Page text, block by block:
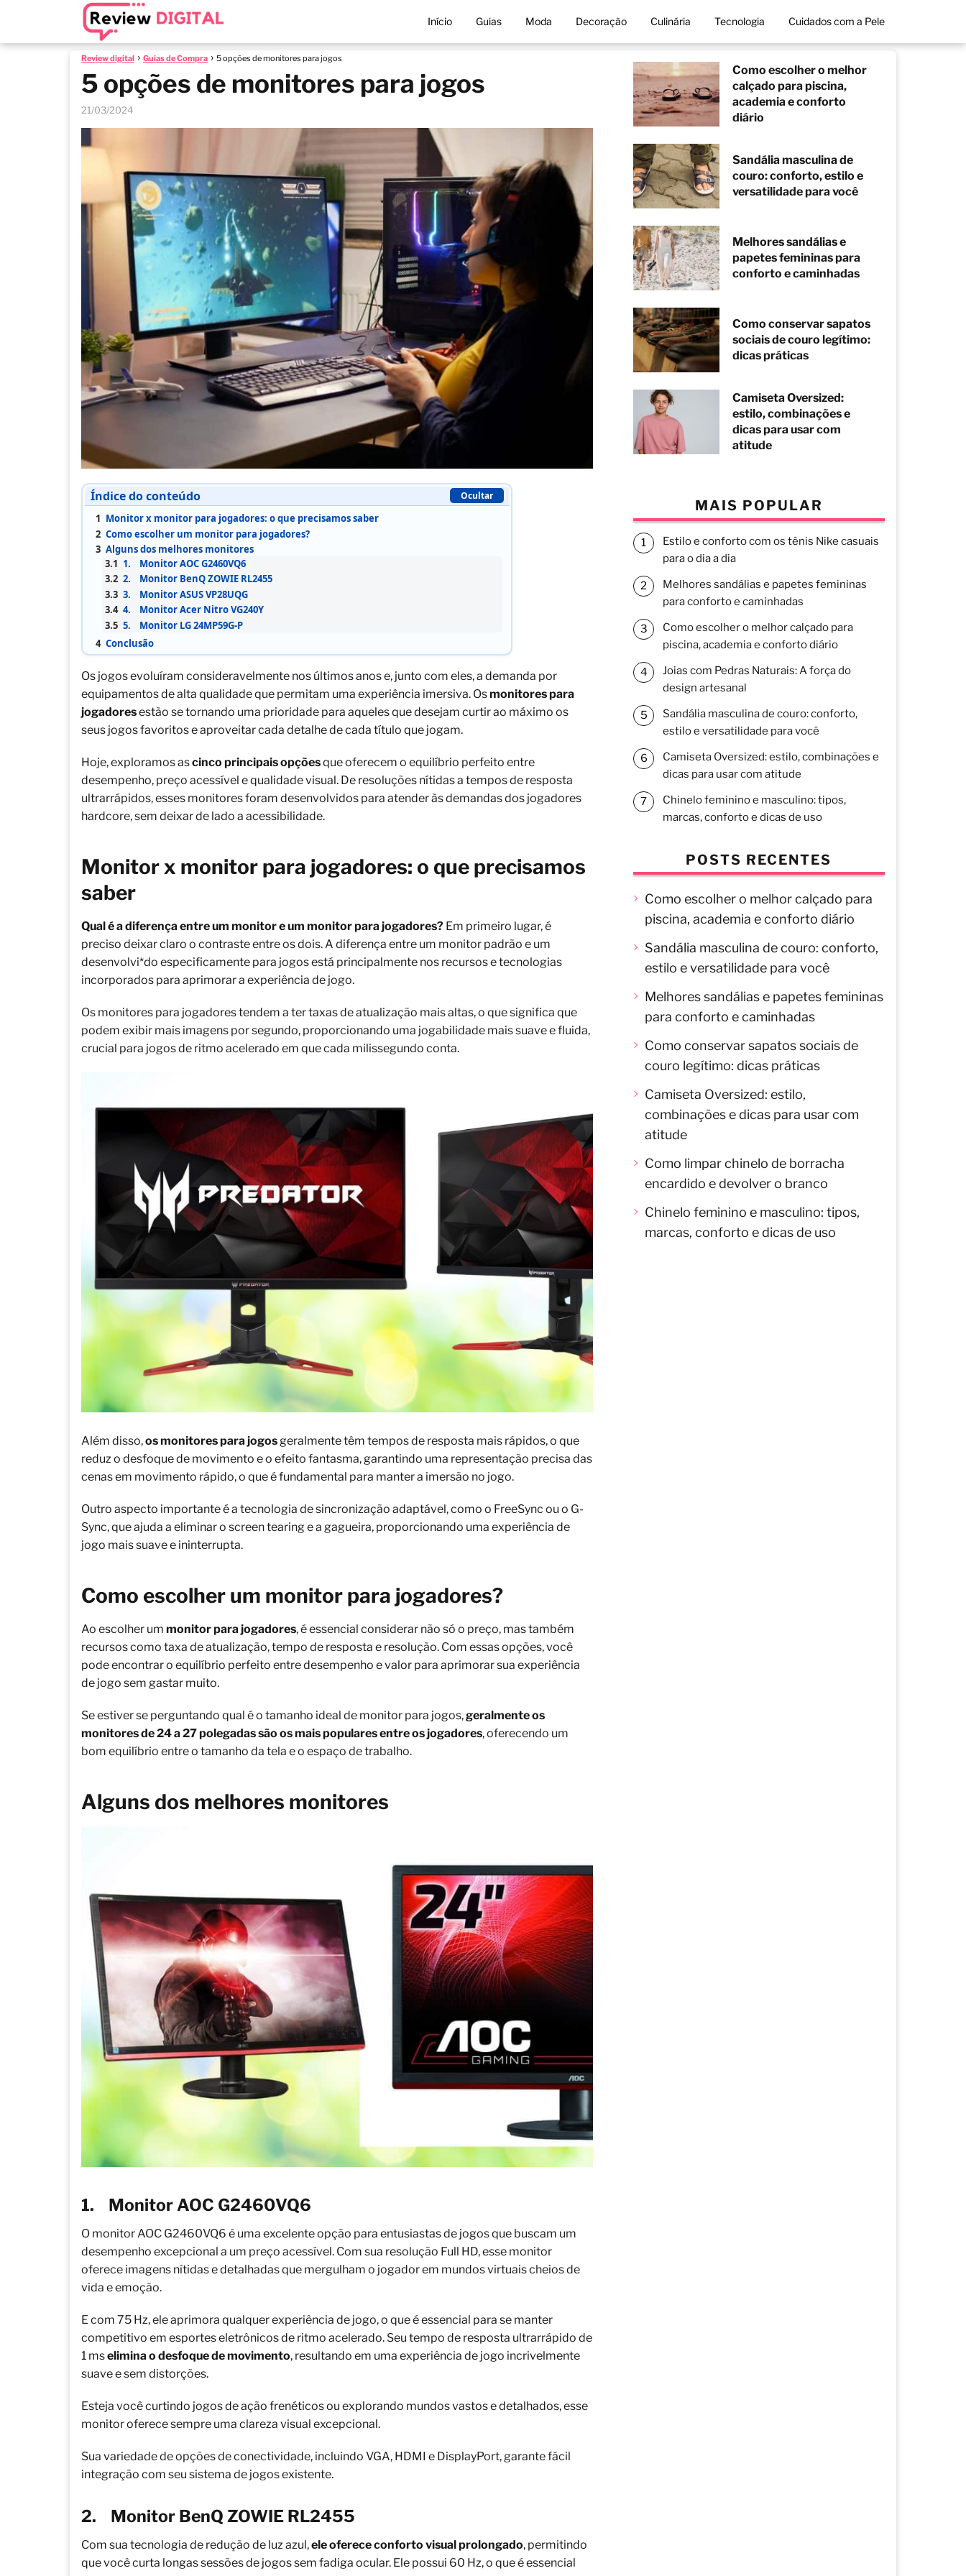
Início Guias Moda Decoração Culinária Tecnologia Cuidados com a Pele
Review digital Guias de Compra 5 opções de monitores para jogos
5 opções de monitores para jogos
21/03/2024
Índice do conteúdo Ocultar
1 Monitor x monitor para jogadores: o que precisamos saber
2 Como escolher um monitor para jogadores?
3 Alguns dos melhores monitores
3.1 1. Monitor AOC G2460VQ6
3.2 2. Monitor BenQ ZOWIE RL2455
3.3 3. Monitor ASUS VP28UQG
3.4 4. Monitor Acer Nitro VG240Y
3.5 5. Monitor LG 24MP59G-P
4 Conclusão
Os jogos evoluíram consideravelmente nos últimos anos e, junto com eles, a demanda por
equipamentos de alta qualidade que permitam uma experiência imersiva. Osmonitores para
jogadoresestão se tornando uma prioridade para aqueles que desejam curtir ao máximo os
seus jogos favoritos e aproveitar cada detalhe de cada título que jogam.
Hoje, exploramos ascinco principais opçõesque oferecem o equilíbrio perfeito entre
desempenho, preço acessível e qualidade visual. De resoluções nítidas a tempos de resposta
ultrarrápidos, esses monitores foram desenvolvidos para atender às demandas dos jogadores
hardcore, sem deixar de lado a acessibilidade.
Monitor x monitor para jogadores: o que precisamos
saber
Qual é a diferença entre um monitor e um monitor para jogadores? Em primeiro lugar, é
preciso deixar claro o contraste entre os dois. A diferença entre um monitor padrão e um
desenvolvi*do especificamente para jogos está principalmente nos recursos e tecnologias
incorporados para aprimorar a experiência de jogo.
Os monitores para jogadores tendem a ter taxas de atualização mais altas, o que significa que
podem exibir mais imagens por segundo, proporcionando uma jogabilidade mais suave e fluida,
crucial para jogos de ritmo acelerado em que cada milissegundo conta.
Além disso,os monitores para jogosgeralmente têm tempos de resposta mais rápidos, o que
reduz o desfoque de movimento e o efeito fantasma, garantindo uma representação precisa das
cenas em movimento rápido, o que é fundamental para manter a imersão no jogo.
Outro aspecto importante é a tecnologia de sincronização adaptável, como o FreeSync ou o G-
Sync, que ajuda a eliminar o screen tearing e a gagueira, proporcionando uma experiência de
jogo mais suave e ininterrupta.
Como escolher um monitor para jogadores?
Ao escolher um monitor para jogadores, é essencial considerar não só o preço, mas também
recursos como taxa de atualização, tempo de resposta e resolução. Com essas opções, você
pode encontrar o equilíbrio perfeito entre desempenho e valor para aprimorar sua experiência
de jogo sem gastar muito.
Se estiver se perguntando qual é o tamanho ideal de monitor para jogos,geralmente os
monitores de 24 a 27 polegadas são os mais populares entre os jogadores, oferecendo um
bom equilíbrio entre o tamanho da tela e o espaço de trabalho.
Alguns dos melhores monitores
1. Monitor AOC G2460VQ6
O monitor AOC G2460VQ6 é uma excelente opção para entusiastas de jogos que buscam um
desempenho excepcional a um preço acessível. Com sua resolução Full HD, esse monitor
oferece imagens nítidas e detalhadas que mergulham o jogador em mundos virtuais cheios de
vida e emoção.
E com 75 Hz, ele aprimora qualquer experiência de jogo, o que é essencial para se manter
competitivo em esportes eletrônicos de ritmo acelerado. Seu tempo de resposta ultrarrápido de
1 mselimina o desfoque de movimento, resultando em uma experiência de jogo incrivelmente
suave e sem distorções.
Esteja você curtindo jogos de ação frenéticos ou explorando mundos vastos e detalhados, esse
monitor oferece sempre uma clareza visual excepcional.
Sua variedade de opções de conectividade, incluindo VGA, HDMI e DisplayPort, garante fácil
integração com seu sistema de jogos existente.
2. Monitor BenQ ZOWIE RL2455
Com sua tecnologia de redução de luz azul,ele oferece conforto visual prolongado, permitindo
que você curta longas sessões de jogos sem fadiga ocular. Ele possui 60 Hz, o que é essencial
Como escolher o melhor
calçado para piscina,
academia e conforto
diário
Sandália masculina de
couro: conforto, estilo e
versatilidade para você
Melhores sandálias e
papetes femininas para
conforto e caminhadas
Como conservar sapatos
sociais de couro legítimo:
dicas práticas
Camiseta Oversized:
estilo, combinações e
dicas para usar com
atitude
MAIS POPULAR
Estilo e conforto com os tênis Nike casuais
para o dia a dia
Melhores sandálias e papetes femininas
para conforto e caminhadas
Como escolher o melhor calçado para
piscina, academia e conforto diário
Joias com Pedras Naturais: A força do
design artesanal
Sandália masculina de couro: conforto,
estilo e versatilidade para você
Camiseta Oversized: estilo, combinações e
dicas para usar com atitude
Chinelo feminino e masculino: tipos,
marcas, conforto e dicas de uso
POSTS RECENTES
Como escolher o melhor calçado para
piscina, academia e conforto diário
Sandália masculina de couro: conforto,
estilo e versatilidade para você
Melhores sandálias e papetes femininas
para conforto e caminhadas
Como conservar sapatos sociais de
couro legítimo: dicas práticas
Camiseta Oversized: estilo,
combinações e dicas para usar com
atitude
Como limpar chinelo de borracha
encardido e devolver o branco
Chinelo feminino e masculino: tipos,
marcas, conforto e dicas de uso